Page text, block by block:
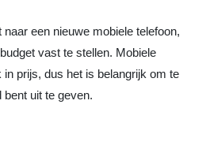
een nieuwe mobiele telefoon,
vast te stellen. Mobiele
prijs, dus het is belangrijk om te
bent uit te geven.